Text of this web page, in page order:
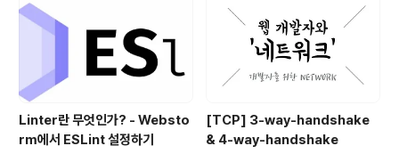
Linter란 무엇인가? - Websto
rm에서 ESLint 설정하기
[TCP] 3-way-handshake
& 4-way-handshake